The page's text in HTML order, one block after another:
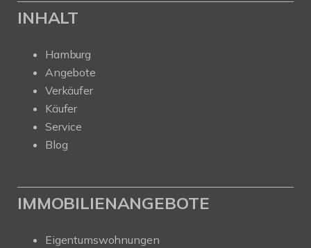
INHALT
Hamburg
Angebote
Verkäufer
Käufer
Service
Blog
IMMOBILIENANGEBOTE
Eigentumswohnungen